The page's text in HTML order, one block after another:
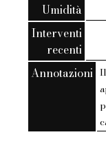
Umidità
Interventi
recenti
Annotazioni